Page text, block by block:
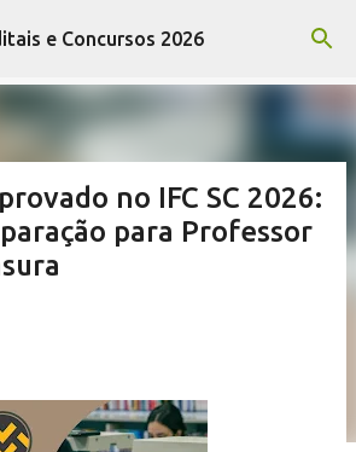
o conteúdo principal
e Concursos 2026
no IFC SC 2026:
para Professor